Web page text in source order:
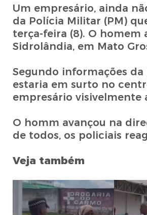
Um empresário, ainda
da Polícia Militar (PM)
terça-feira (8). O
Sidrolândia, em Mato
Segundo informações
estaria em surto no
empresário visivelmente
O homm avançou na
de todos, os policiais
Veja também